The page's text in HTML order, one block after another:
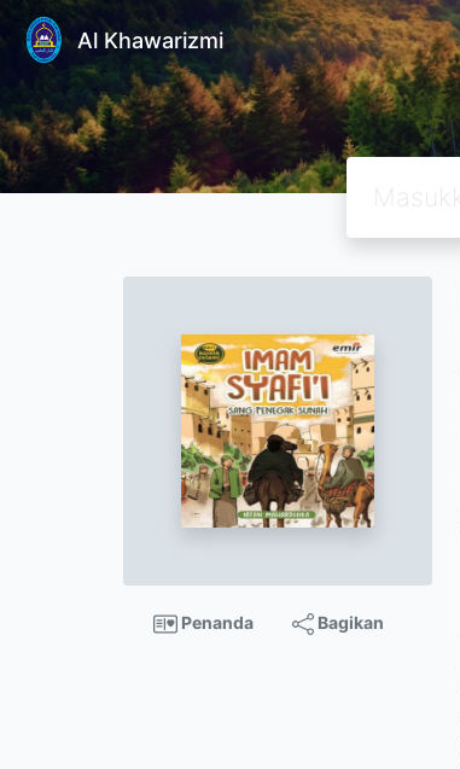
Al Khawarizmi
Penanda Bagikan